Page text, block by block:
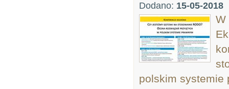
Dodano: 15-05-2018
W
polskim systemie